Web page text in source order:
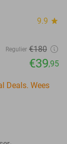
9.9 star
Regulier €180
€39,95
Deals. Wees